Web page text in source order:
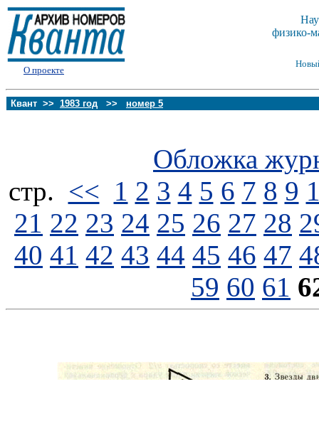
О проекте
физико-
Квант >> 1983 год >> номер 5
Обложка
стp. << 1 2 3 4 5 6 7 8 9
21 22 23 24 25 26 27 28
40 41 42 43 44 45 46 47
59 60 61